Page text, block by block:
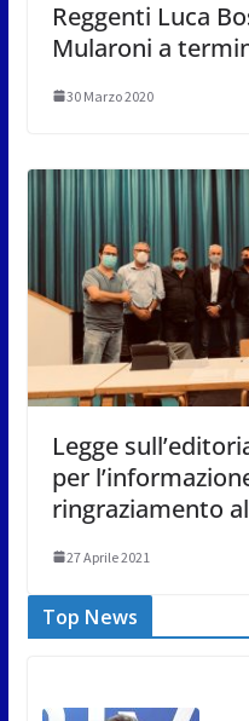
Reggenti Luca
Mularoni a
30 Marzo 2020
Legge
per
ringraziamento
27 Aprile 2021
Top News